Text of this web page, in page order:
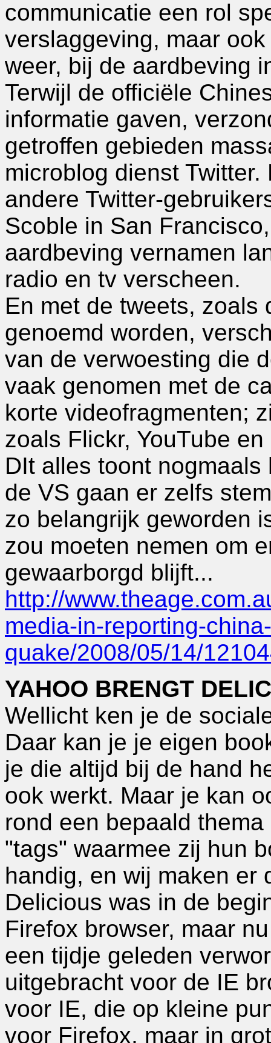
communicatie een rol
verslaggeving, maar
weer, bij de aardbeving
Terwijl de officiële
informatie gaven,
getroffen gebieden
microblog dienst
andere Twitter-
Scoble in San
aardbeving vernamen
radio en tv verscheen.
En met de tweets, zoals
genoemd worden,
van de verwoesting die
vaak genomen met de
korte videofragmenten;
zoals Flickr, YouTube
DIt alles toont
de VS gaan er zelfs
zo belangrijk geworden
zou moeten nemen om
gewaarborgd blijft...
http://
media-in-reporting-china-
quake/2008/05/14/
YAHOO BRENGT
Wellicht ken je de
Daar kan je je eigen
je die altijd bij de hand
ook werkt. Maar je kan
rond een bepaald
"tags" waarmee zij hun
handig, en wij maken er
Delicious was in de
Firefox browser, maar
een tijdje geleden
uitgebracht voor de IE
voor IE, die op kleine
voor Firefox, maar in